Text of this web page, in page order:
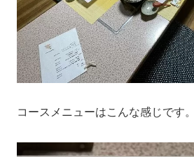
コースメニューはこんな感じです。